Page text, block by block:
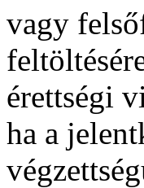
vagy
érettségi
ha a